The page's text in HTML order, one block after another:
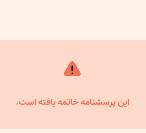
این پرسشنامه خاتمه یافته است.